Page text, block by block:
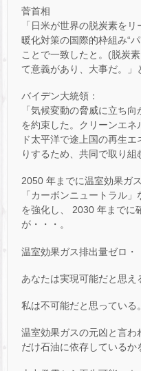
菅首相
「日米が世界の脱炭素を
暖化対策の国際的枠組み“
ことで一致したと。(脱炭
て意義があり、大事だ。」
バイデン大統領：
「気候変動の脅威に立ち
を約束した。クリーンエ
ド太平洋で途上国の再生
りするため、共同で取り組
2050 年までに温室効果ガ
「カーボンニュートラル
を強化し、 2030 年までに
が・・・。
温室効果ガス排出量ゼロ・
あなたは実現可能だと思え
私は不可能だと思っている。
温室効果ガスの元凶と言
だけ石油に依存しているか